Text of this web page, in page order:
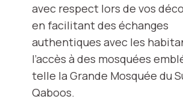
avec respect lors de vos
en facilitant des échanges
authentiques avec les
l’accès à des mosquées
telle la Grande Mosquée du
Qaboos.